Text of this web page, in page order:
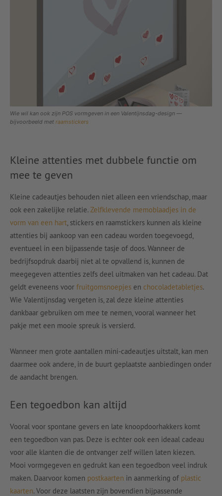
Wie wil kan ook zijn POS vormgeven in een Valentijnsdag-design —
bijvoorbeeld met raamstickers
Kleine attenties met dubbele functie om
mee te geven
Kleine cadeautjes behouden niet alleen een vriendschap, maar
ook een zakelijke relatie. Zelfklevende memoblaadjes in de
vorm van een hart, stickers en raamstickers kunnen als kleine
attenties bij aankoop van een cadeau worden toegevoegd,
eventueel in een bijpassende tasje of doos. Wanneer de
bedrijfsopdruk daarbij niet al te opvallend is, kunnen de
meegegeven attenties zelfs deel uitmaken van het cadeau. Dat
geldt eveneens voor fruitgomsnoepjes en chocoladetabletjes.
Wie Valentijnsdag vergeten is, zal deze kleine attenties
dankbaar gebruiken om mee te nemen, vooral wanneer het
pakje met een mooie spreuk is versierd.
Wanneer men grote aantallen mini-cadeautjes uitstalt, kan men
daarmee ook andere, in de buurt geplaatste aanbiedingen onder
de aandacht brengen.
Een tegoedbon kan altijd
Vooral voor spontane gevers en late knoopdoorhakkers komt
een tegoedbon van pas. Deze is echter ook een ideaal cadeau
voor alle klanten die de ontvanger zelf willen laten kiezen.
Mooi vormgegeven en gedrukt kan een tegoedbon veel indruk
maken. Daarvoor komen postkaarten in aanmerking of plastic
kaarten. Voor deze laatsten zijn bovendien bijpassende